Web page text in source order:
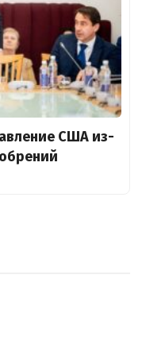
США из-